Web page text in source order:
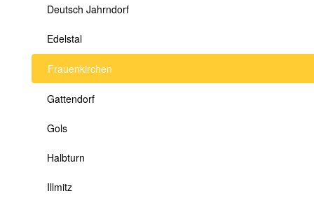
Deutsch Jahrndorf
Edelstal
Frauenkirchen
Gattendorf
Gols
Halbturn
Illmitz